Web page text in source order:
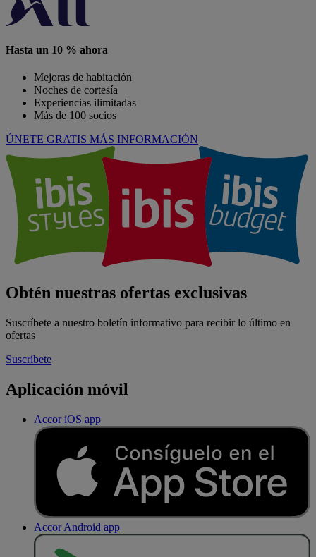
Hasta un 10 % ahora
Mejoras de habitación
Noches de cortesía
Experiencias ilimitadas
Más de 100 socios
ÚNETE GRATIS MÁS INFORMACIÓN
Obtén nuestras ofertas exclusivas
Suscríbete a nuestro boletín informativo para recibir lo último en
ofertas
Suscríbete
Aplicación móvil
Accor iOS app
Accor Android app